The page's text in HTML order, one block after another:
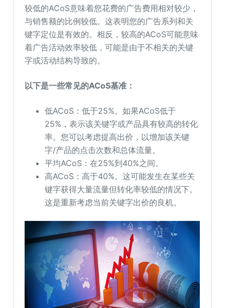
较低的ACoS意味着您花费的广告费用相对较少，
与销售额的比例较低。这表明您的广告系列和关
键字定位是有效的。相反，较高的ACoS可能意味
着广告活动效率较低，可能是由于不相关的关键
字或活动结构导致的。
以下是一些常见的ACoS基准：
低ACoS：低于25%。如果ACoS低于
25%，表示该关键字或产品具有较高的转化
率。您可以考虑提高出价，以增加该关键
字/产品的点击次数和总体流量。
平均ACoS：在25%到40%之间。
高ACoS：高于40%。这可能发生在某些关
键字获得大量流量但转化率较低的情况下。
这是重新考虑当前关键字出价的良机。